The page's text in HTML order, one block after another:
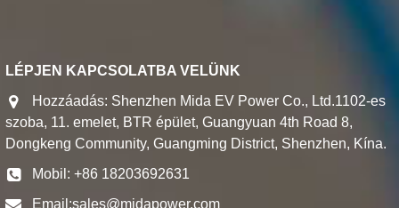
LÉPJEN KAPCSOLATBA VELÜNK
Hozzáadás: Shenzhen Mida EV Power Co., Ltd.1102-es
szoba, 11. emelet, BTR épület, Guangyuan 4th Road 8,
Dongkeng Community, Guangming District, Shenzhen, Kína.
Mobil: +86 18203692631
Email:sales@midapower.com